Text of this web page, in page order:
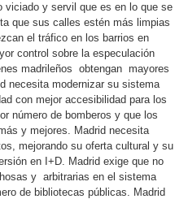
viciado y servil que es en lo que se
que sus calles estén más limpias
el tráfico en los barrios en
control sobre la especulación
madrileños obtengan mayores
necesita modernizar su sistema
con mejor accesibilidad para los
número de bomberos y que los
y mejores. Madrid necesita
mejorando su oferta cultural y su
en I+D. Madrid exige que no
y arbitrarias en el sistema
de bibliotecas públicas. Madrid